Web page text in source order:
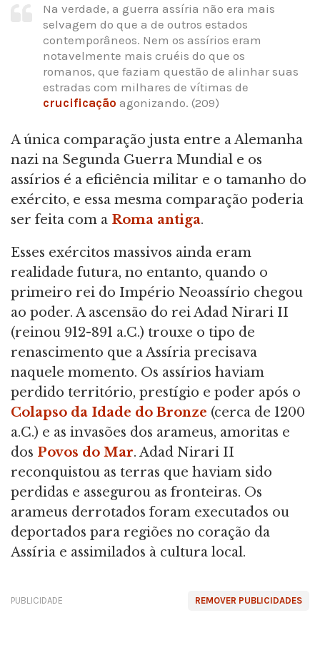
Na verdade, a guerra assíria não era mais
selvagem do que a de outros estados
contemporâneos. Nem os assírios eram
notavelmente mais cruéis do que os
romanos, que faziam questão de alinhar suas
estradas com milhares de vítimas de
crucificação agonizando. (209)
A única comparação justa entre a Alemanha
nazi na Segunda Guerra Mundial e os
assírios é a eficiência militar e o tamanho do
exército, e essa mesma comparação poderia
ser feita com a Roma antiga.
Esses exércitos massivos ainda eram
realidade futura, no entanto, quando o
primeiro rei do Império Neoassírio chegou
ao poder. A ascensão do rei Adad Nirari II
(reinou 912-891 a.C.) trouxe o tipo de
renascimento que a Assíria precisava
naquele momento. Os assírios haviam
perdido território, prestígio e poder após o
Colapso da Idade do Bronze (cerca de 1200
a.C.) e as invasões dos arameus, amoritas e
dos Povos do Mar. Adad Nirari II
reconquistou as terras que haviam sido
perdidas e assegurou as fronteiras. Os
arameus derrotados foram executados ou
deportados para regiões no coração da
Assíria e assimilados à cultura local.
REMOVER PUBLICIDADES
PUBLICIDADE